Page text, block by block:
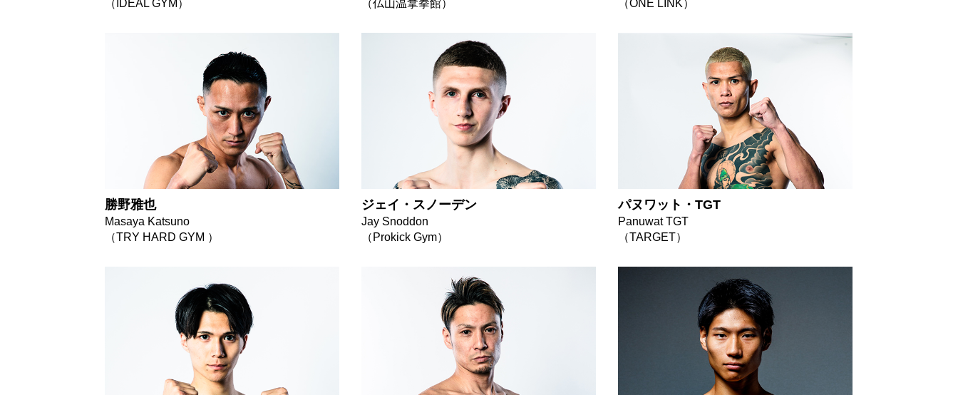
（IDEAL GYM）
（仏山温拿拳館）
（ONE LINK）
勝野雅也
Masaya Katsuno
（TRY HARD GYM ）
ジェイ・スノーデン
Jay Snoddon
（Prokick Gym）
パヌワット・TGT
Panuwat TGT
（TARGET）